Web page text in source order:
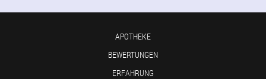
APOTHEKE
BEWERTUNGEN
ERFAHRUNG